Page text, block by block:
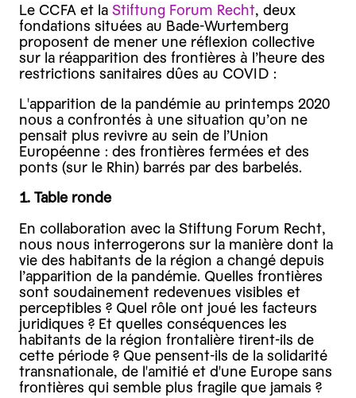
Le CCFA et la Stiftung Forum Recht, deux
fondations situées au Bade-Wurtemberg
proposent de mener une réflexion collective
sur la réapparition des frontières à l’heure des
restrictions sanitaires dûes au COVID :
L'apparition de la pandémie au printemps 2020
nous a confrontés à une situation qu’on ne
pensait plus revivre au sein de l’Union
Européenne : des frontières fermées et des
ponts (sur le Rhin) barrés par des barbelés.
1. Table ronde
En collaboration avec la Stiftung Forum Recht,
nous nous interrogerons sur la manière dont la
vie des habitants de la région a changé depuis
l’apparition de la pandémie. Quelles frontières
sont soudainement redevenues visibles et
perceptibles ? Quel rôle ont joué les facteurs
juridiques ? Et quelles conséquences les
habitants de la région frontalière tirent-ils de
cette période ? Que pensent-ils de la solidarité
transnationale, de l'amitié et d'une Europe sans
frontières qui semble plus fragile que jamais ?